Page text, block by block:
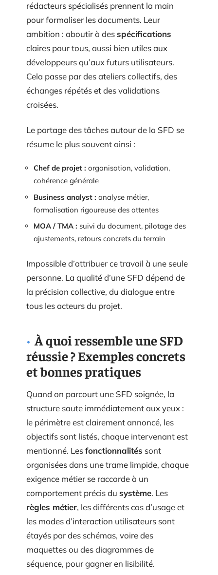
rédacteurs spécialisés prennent la main
pour formaliser les documents. Leur
ambition : aboutir à desspécifications
claires pour tous, aussi bien utiles aux
développeurs qu’aux futurs utilisateurs.
Cela passe par des ateliers collectifs, des
échanges répétés et des validations
croisées.
Le partage des tâches autour de la SFD se
résume le plus souvent ainsi :
Chef de projet : organisation, validation,
cohérence générale
Business analyst : analyse métier,
formalisation rigoureuse des attentes
MOA / TMA : suivi du document, pilotage des
ajustements, retours concrets du terrain
Impossible d’attribuer ce travail à une seule
personne. La qualité d’une SFD dépend de
la précision collective, du dialogue entre
tous les acteurs du projet.
À quoi ressemble une SFD
réussie ? Exemples concrets
et bonnes pratiques
Quand on parcourt une SFD soignée, la
structure saute immédiatement aux yeux :
le périmètre est clairement annoncé, les
objectifs sont listés, chaque intervenant est
mentionné. Lesfonctionnalités sont
organisées dans une trame limpide, chaque
exigence métier se raccorde à un
comportement précis du système. Les
règles métier, les différents cas d’usage et
les modes d’interaction utilisateurs sont
étayés par des schémas, voire des
maquettes ou des diagrammes de
séquence, pour gagner en lisibilité.